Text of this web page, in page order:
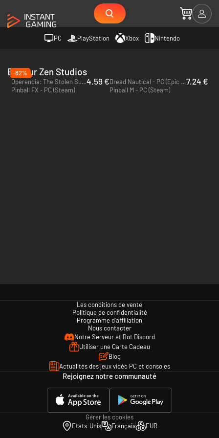
PC PlayStation Xbox Nintendo
Editeur Zen Studios
-82%
Operencia: The Stolen Sun - PC (Steam)4.59 € Dread Nautical - PC (Epic Games)7.24 €
Pinball FX - PC (Steam) Pinball M - PC (Steam)
Les conditions de vente
Politique de confidentialité
Programme d'affiliation
Nous contacter
Notre Serveur et Bot Discord
Utiliser une Carte Cadeau
Blog
Actualités des jeux vidéo PC et consoles
Rejoignez notre communauté
Gérer les cookies
Etats-Unis
Français EUR